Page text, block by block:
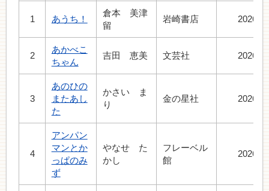
1 あうち！
倉本 美津
留
岩崎書店 2026.5
2
あかべこ
ちゃん
吉田 恵美 文芸社 2026.7
3
あのひの
またあし
た
かさい ま
り
金の星社 2026.7
4
アンパン
マンとか
っぱのみ
ず
やなせ た
かし
フレーベル
館
2026.7